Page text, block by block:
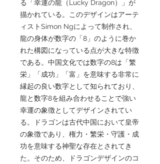
る「幸運の龍（Lucky Dragon）」が
描かれている。このデザインはアーテ
ィストSimon Ngによって制作され、
龍の身体が数字の「8」のように巻か
れた構図になっている点が大きな特徴
である。中国文化では数字の8は「繁
栄」「成功」「富」を意味する非常に
縁起の良い数字として知られており、
龍と数字8を組み合わせることで強い
幸運の象徴としてデザインされてい
る。ドラゴンは古代中国において皇帝
の象徴であり、権力・繁栄・守護・成
功を意味する神聖な存在とされてき
た。そのため、ドラゴンデザインのコ